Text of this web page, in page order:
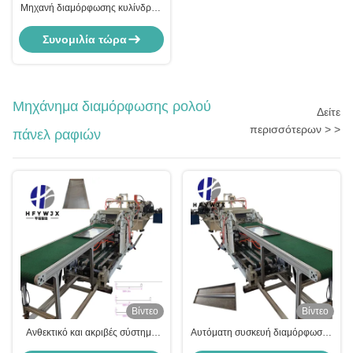
Μηχανή διαμόρφωσης κυλίνδρων
στηριγμάτων με υδραυλική κοπή
μετάδοσης με κιβώτιο ταχυτήτων
Συνομιλία τώρα
Μηχάνημα διαμόρφωσης ρολού
πάνελ ραφιών
Δείτε
περισσότερων > >
Βίντεο
Ανθεκτικό και ακριβές σύστημα
Βίντεο
Αυτόματη συσκευή διαμόρφωσης